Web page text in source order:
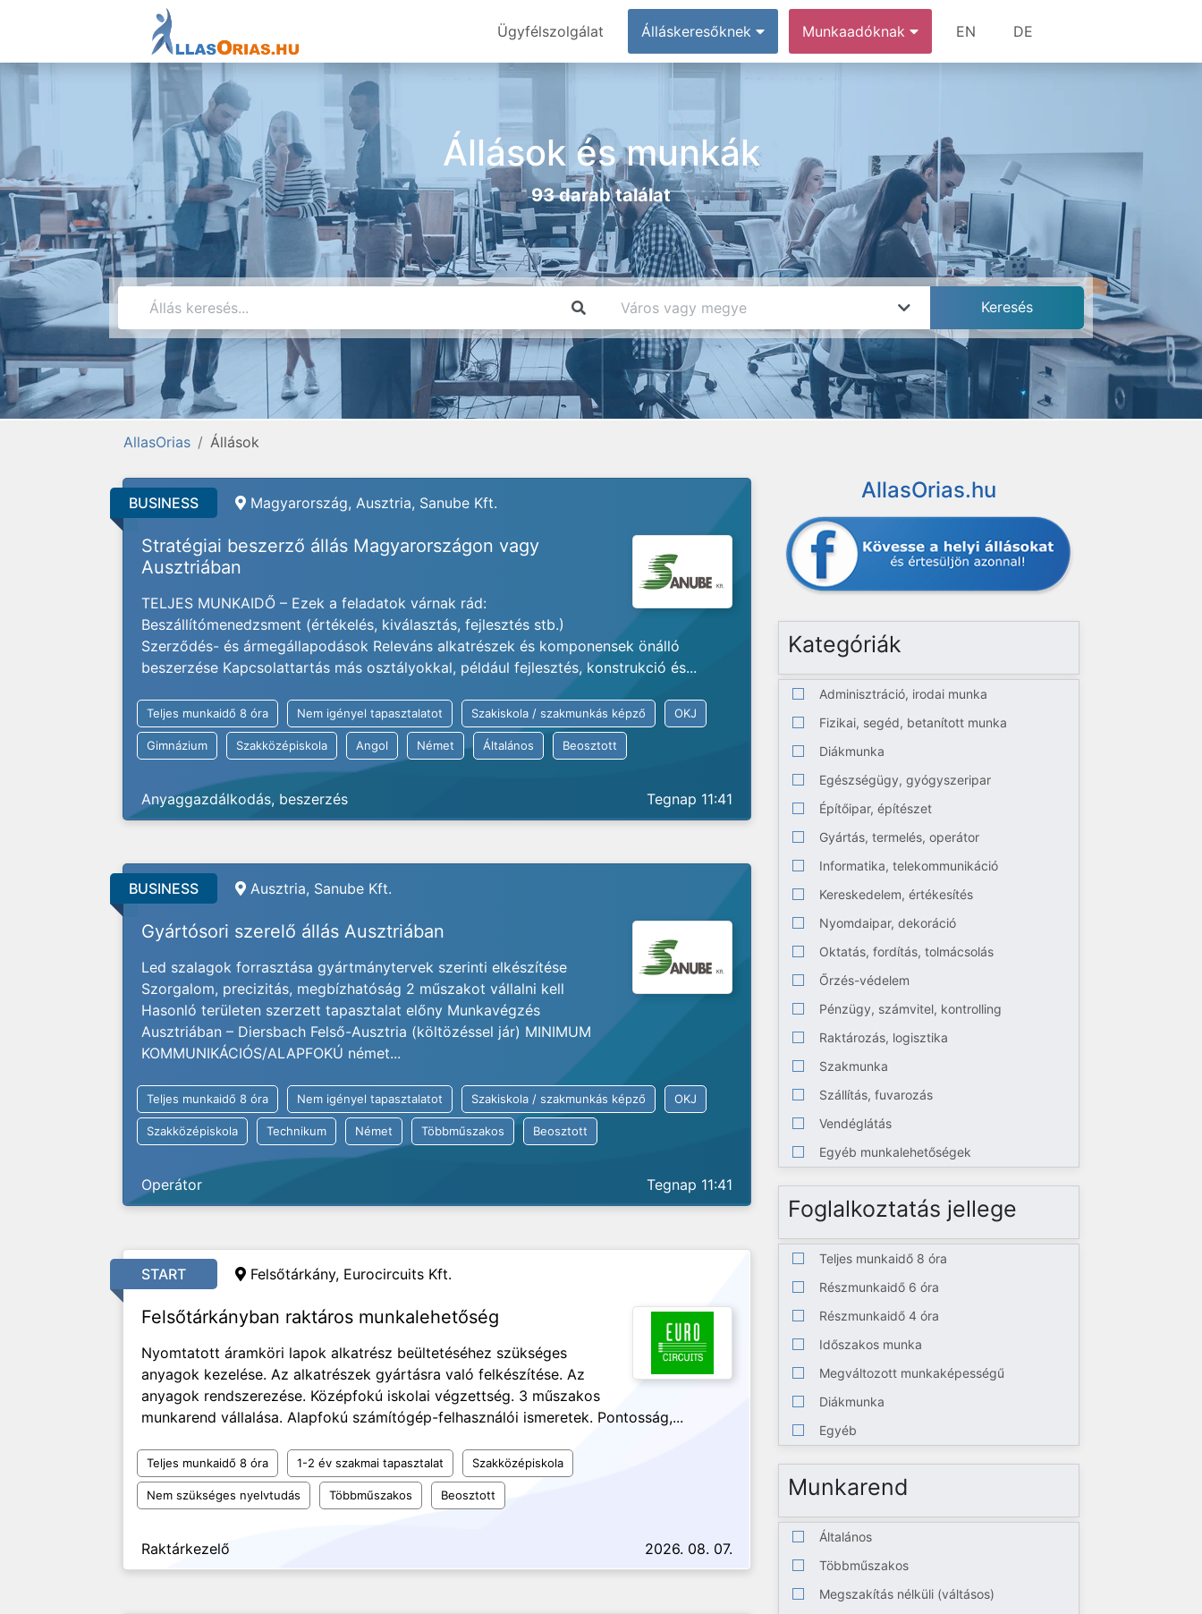
Ügyfélszolgálat Álláskeresőknek Munkaadóknak EN DE
Állások és munkák
93 darab találat
AllasOrias Állások
BUSINESS Magyarország, Ausztria, Sanube Kft.
Stratégiai beszerző állás Magyarországon vagy
Ausztriában
TELJES MUNKAIDŐ – Ezek a feladatok várnak rád:
Beszállítómenedzsment (értékelés, kiválasztás, fejlesztés stb.)
Szerződés- és ármegállapodások Releváns alkatrészek és komponensek önálló
beszerzése Kapcsolattartás más osztályokkal, például fejlesztés, konstrukció és...
Teljes munkaidő 8 óra Nem igényel tapasztalatot Szakiskola / szakmunkás képző OKJ
Gimnázium Szakközépiskola Angol Német Általános Beosztott
Anyaggazdálkodás, beszerzés Tegnap 11:41
BUSINESS Ausztria, Sanube Kft.
Gyártósori szerelő állás Ausztriában
Led szalagok forrasztása gyártmánytervek szerinti elkészítése
Szorgalom, precizitás, megbízhatóság 2 műszakot vállalni kell
Hasonló területen szerzett tapasztalat előny Munkavégzés
Ausztriában – Diersbach Felső-Ausztria (költözéssel jár) MINIMUM
KOMMUNIKÁCIÓS/ALAPFOKÚ német...
Teljes munkaidő 8 óra Nem igényel tapasztalatot Szakiskola / szakmunkás képző OKJ
Szakközépiskola Technikum Német Többműszakos Beosztott
Operátor Tegnap 11:41
START Felsőtárkány, Eurocircuits Kft.
Felsőtárkányban raktáros munkalehetőség
Nyomtatott áramköri lapok alkatrész beültetéséhez szükséges
anyagok kezelése. Az alkatrészek gyártásra való felkészítése. Az
anyagok rendszerezése. Középfokú iskolai végzettség. 3 műszakos
munkarend vállalása. Alapfokú számítógép-felhasználói ismeretek. Pontosság,...
Teljes munkaidő 8 óra 1-2 év szakmai tapasztalat Szakközépiskola
Nem szükséges nyelvtudás Többműszakos Beosztott
Raktárkezelő 2026. 08. 07.
AllasOrias.hu
Kategóriák
Adminisztráció, irodai munka
Fizikai, segéd, betanított munka
Diákmunka
Egészségügy, gyógyszeripar
Építőipar, építészet
Gyártás, termelés, operátor
Informatika, telekommunikáció
Kereskedelem, értékesítés
Nyomdaipar, dekoráció
Oktatás, fordítás, tolmácsolás
Őrzés-védelem
Pénzügy, számvitel, kontrolling
Raktározás, logisztika
Szakmunka
Szállítás, fuvarozás
Vendéglátás
Egyéb munkalehetőségek
Foglalkoztatás jellege
Teljes munkaidő 8 óra
Részmunkaidő 6 óra
Részmunkaidő 4 óra
Időszakos munka
Megváltozott munkaképességű
Diákmunka
Egyéb
Munkarend
Általános
Többműszakos
Megszakítás nélküli (váltásos)